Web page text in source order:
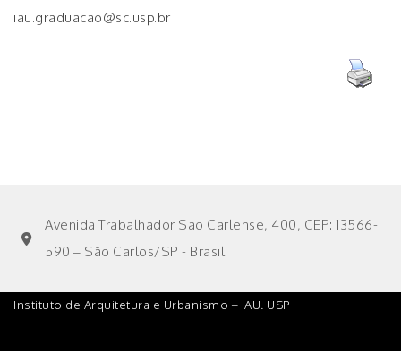
iau.graduacao@sc.usp.br
Avenida Trabalhador São Carlense, 400, CEP: 13566-
590 – São Carlos/SP - Brasil
Instituto de Arquitetura e Urbanismo – IAU. USP